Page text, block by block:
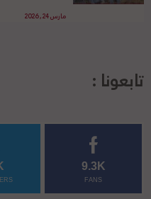
مارس 24, 2026
تابعونا :
9.3K
FANS